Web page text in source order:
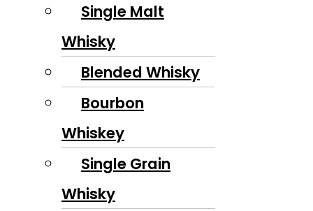
Single Malt
Whisky
Blended Whisky
Bourbon
Whiskey
Single Grain
Whisky